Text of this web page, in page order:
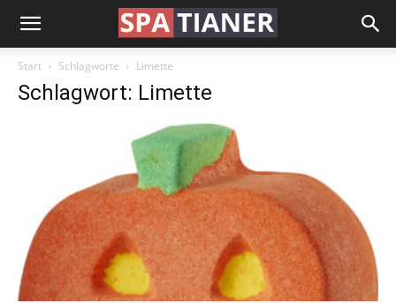
Start Schlagworte Limette
Schlagwort: Limette